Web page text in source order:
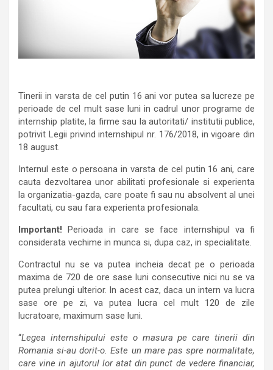
Tinerii in varsta de cel putin 16 ani vor putea sa lucreze pe
perioade de cel mult sase luni in cadrul unor programe de
internship platite, la firme sau la autoritati/ institutii publice,
potrivit Legii privind internshipul nr. 176/2018, in vigoare din
18 august.
Internul este o persoana in varsta de cel putin 16 ani, care
cauta dezvoltarea unor abilitati profesionale si experienta
la organizatia-gazda, care poate fi sau nu absolvent al unei
facultati, cu sau fara experienta profesionala.
Important! Perioada in care se face internshipul va fi
considerata vechime in munca si, dupa caz, in specialitate.
Contractul nu se va putea incheia decat pe o perioada
maxima de 720 de ore sase luni consecutive nici nu se va
putea prelungi ulterior. In acest caz, daca un intern va lucra
sase ore pe zi, va putea lucra cel mult 120 de zile
lucratoare, maximum sase luni.
“Legea internshipului este o masura pe care tinerii din
Romania si-au dorit-o. Este un mare pas spre normalitate,
care vine in ajutorul lor atat din punct de vedere financiar,